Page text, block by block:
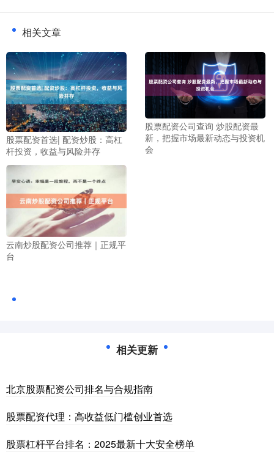
相关文章
股票配资首选| 配资炒股：高杠
杆投资，收益与风险并存
股票配资公司查询 炒股配资最
新，把握市场最新动态与投资机
会
云南炒股配资公司推荐｜正规平
台
相关更新
北京股票配资公司排名与合规指南
股票配资代理：高收益低门槛创业首选
股票杠杆平台排名：2025最新十大安全榜单